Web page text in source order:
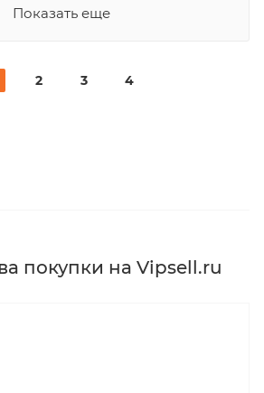
Показать еще
2 3 4
покупки на Vipsell.ru